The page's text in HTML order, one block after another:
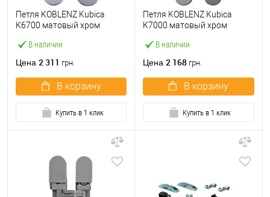
В наличии
Петля KOBLENZ Kubica
K6700 матовый хром
Цена 2 311 грн.
В корзину
Купить в 1 клик
В наличии
Петля KOBLENZ Kubica
K7000 матовый хром
Цена 2 168 грн.
В корзину
Купить в 1 клик